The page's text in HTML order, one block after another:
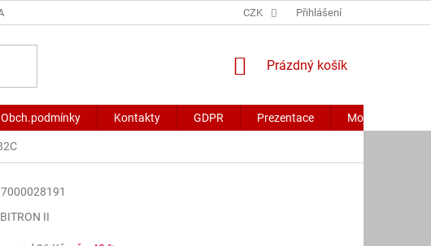
CZK Přihlášení
NÁKUPNÍ
Prázdný košík
Obch.podmínky Kontakty GDPR Prezentace Moje
7000028191
II